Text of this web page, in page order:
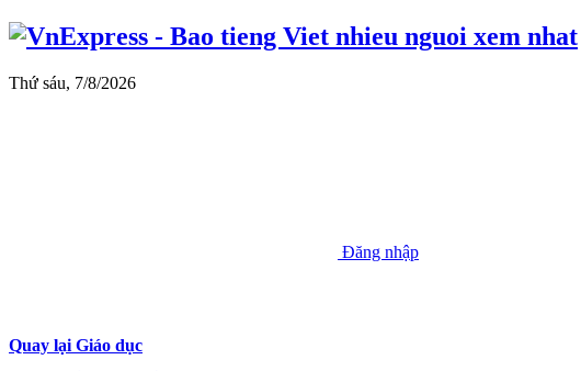
Thứ sáu, 7/8/2026
Đăng nhập
Quay lại Giáo dục